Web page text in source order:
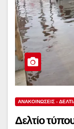
ΑΝΑΚΟΙΝΏΣΕΙΣ -
Δελτίο